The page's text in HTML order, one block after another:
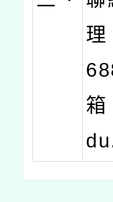
理